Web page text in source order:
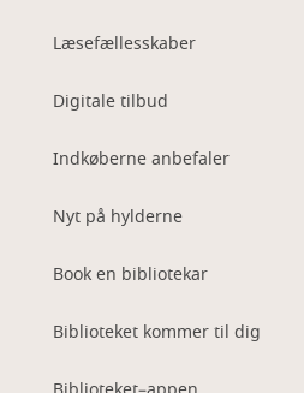
Læsefællesskaber
Digitale tilbud
Indkøberne anbefaler
Nyt på hylderne
Book en bibliotekar
Biblioteket kommer til dig